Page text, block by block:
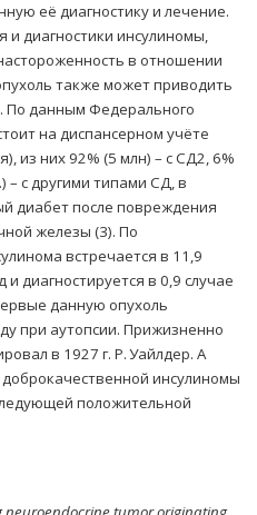
её диагностику и лечение.
и диагностики инсулиномы,
в отношении
также может приводить
По данным Федерального
на диспансерном учёте
из них 92% (5 млн) – с СД2, 6%
– с другими типами СД, в
диабет после повреждения
железы (3). По
встречается в 11,9
диагностируется в 0,9 случае
данную опухоль
при аутопсии. Прижизненно
в 1927 г. Р. Уайлдер. А
инсулиномы
положительной